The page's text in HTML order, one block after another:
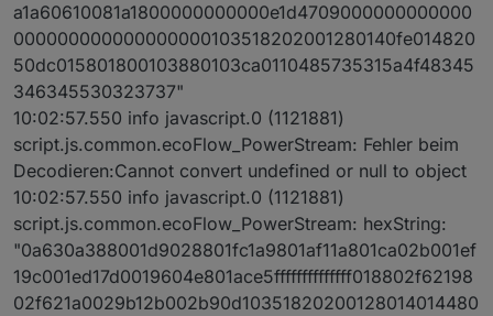
a1a60610081a1800000000000e1d4709000000000000
000000000000000000103518202001280140fe014820
50dc015801800103880103ca0110485735315a4f48345
346345530323737"
10:02:57.550 info javascript.0 (1121881)
script.js.common.ecoFlow_PowerStream: Fehler beim
Decodieren:Cannot convert undefined or null to object
10:02:57.550 info javascript.0 (1121881)
script.js.common.ecoFlow_PowerStream: hexString:
"0a630a388001d9028801fc1a9801af11a801ca02b001ef
19c001ed17d0019604e801ace5ffffffffffffff018802f62198
02f621a0029b12b002b90d10351820200128014014480